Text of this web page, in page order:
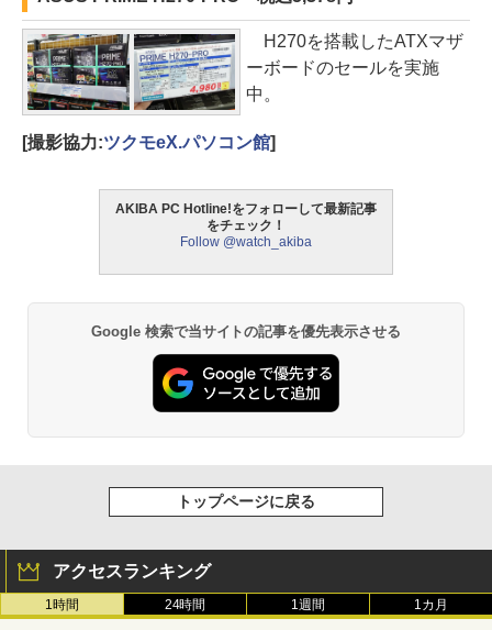
H270を搭載したATXマザ
ーボードのセールを実施
中。
[撮影協力:ツクモeX.パソコン館]
AKIBA PC Hotline!をフォローして最新記事
をチェック！
Follow @watch_akiba
Google 検索で当サイトの記事を優先表示させる
トップページに戻る
アクセスランキング
1時間 24時間 1週間 1カ月